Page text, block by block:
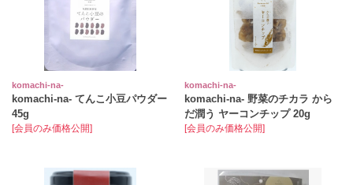
komachi‐na‐
komachi-na- てんこ小豆パウダー
45g
[会員のみ価格公開]
komachi‐na‐
komachi-na- 野菜のチカラ から
だ潤う ヤーコンチップ 20g
[会員のみ価格公開]